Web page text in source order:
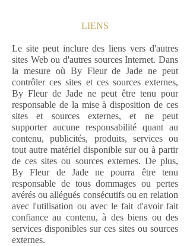
LIENS
Le site peut inclure des liens vers d'autres
sites Web ou d'autres sources Internet. Dans
la mesure où By Fleur de Jade ne peut
contrôler ces sites et ces sources externes,
By Fleur de Jade ne peut être tenu pour
responsable de la mise à disposition de ces
sites et sources externes, et ne peut
supporter aucune responsabilité quant au
contenu, publicités, produits, services ou
tout autre matériel disponible sur ou à partir
de ces sites ou sources externes. De plus,
By Fleur de Jade ne pourra être tenu
responsable de tous dommages ou pertes
avérés ou allégués consécutifs ou en relation
avec l'utilisation ou avec le fait d'avoir fait
confiance au contenu, à des biens ou des
services disponibles sur ces sites ou sources
externes.